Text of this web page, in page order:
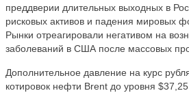
преддверии длительных выходных в
рисковых активов и падения мировых
Рынки отреагировали негативом на
заболеваний в США после массовых
Дополнительное давление на курс
котировок нефти Brent до уровня